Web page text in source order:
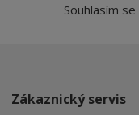
Souhlasím se
Zákaznický servis